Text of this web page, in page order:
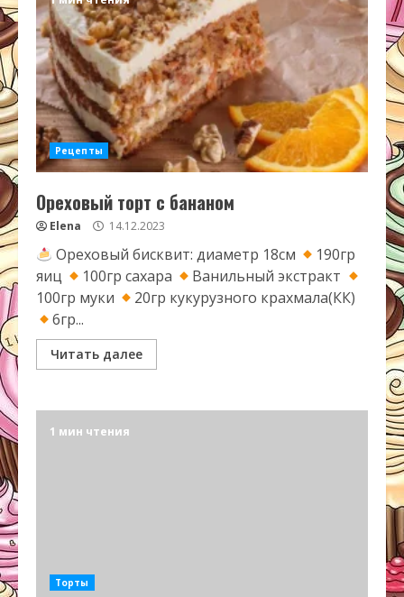
Рецепты
Ореховый торт с бананом
Elena 14.12.2023
Ореховый бисквит: диаметр 18см
190гр
яиц
100гр сахара
Ванильный экстракт
100гр муки
20гр кукурузного крахмала(КК)
6гр...
Читать далее
1 мин чтения
Торты